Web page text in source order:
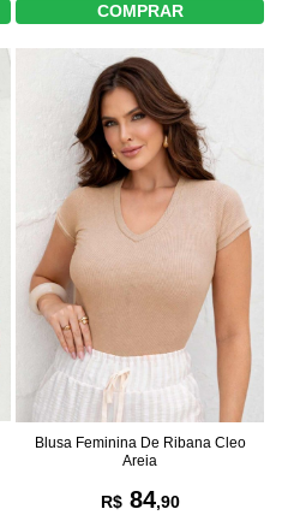
COMPRAR
Blusa Feminina De Ribana Cleo
Areia
R$84,90